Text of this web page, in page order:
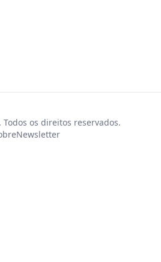
os direitos reservados.
Newsletter